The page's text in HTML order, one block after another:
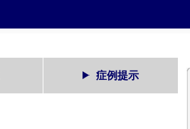
症例提示